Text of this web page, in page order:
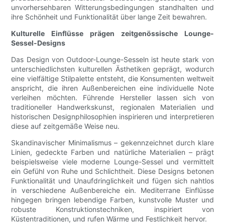
unvorhersehbaren Witterungsbedingungen standhalten und
ihre Schönheit und Funktionalität über lange Zeit bewahren.
Kulturelle Einflüsse prägen zeitgenössische Lounge-
Sessel-Designs
Das Design von Outdoor-Lounge-Sesseln ist heute stark von
unterschiedlichsten kulturellen Ästhetiken geprägt, wodurch
eine vielfältige Stilpalette entsteht, die Konsumenten weltweit
anspricht, die ihren Außenbereichen eine individuelle Note
verleihen möchten. Führende Hersteller lassen sich von
traditioneller Handwerkskunst, regionalen Materialien und
historischen Designphilosophien inspirieren und interpretieren
diese auf zeitgemäße Weise neu.
Skandinavischer Minimalismus – gekennzeichnet durch klare
Linien, gedeckte Farben und natürliche Materialien – prägt
beispielsweise viele moderne Lounge-Sessel und vermittelt
ein Gefühl von Ruhe und Schlichtheit. Diese Designs betonen
Funktionalität und Unaufdringlichkeit und fügen sich nahtlos
in verschiedene Außenbereiche ein. Mediterrane Einflüsse
hingegen bringen lebendige Farben, kunstvolle Muster und
robuste Konstruktionstechniken, inspiriert von
Küstentraditionen, und rufen Wärme und Festlichkeit hervor.